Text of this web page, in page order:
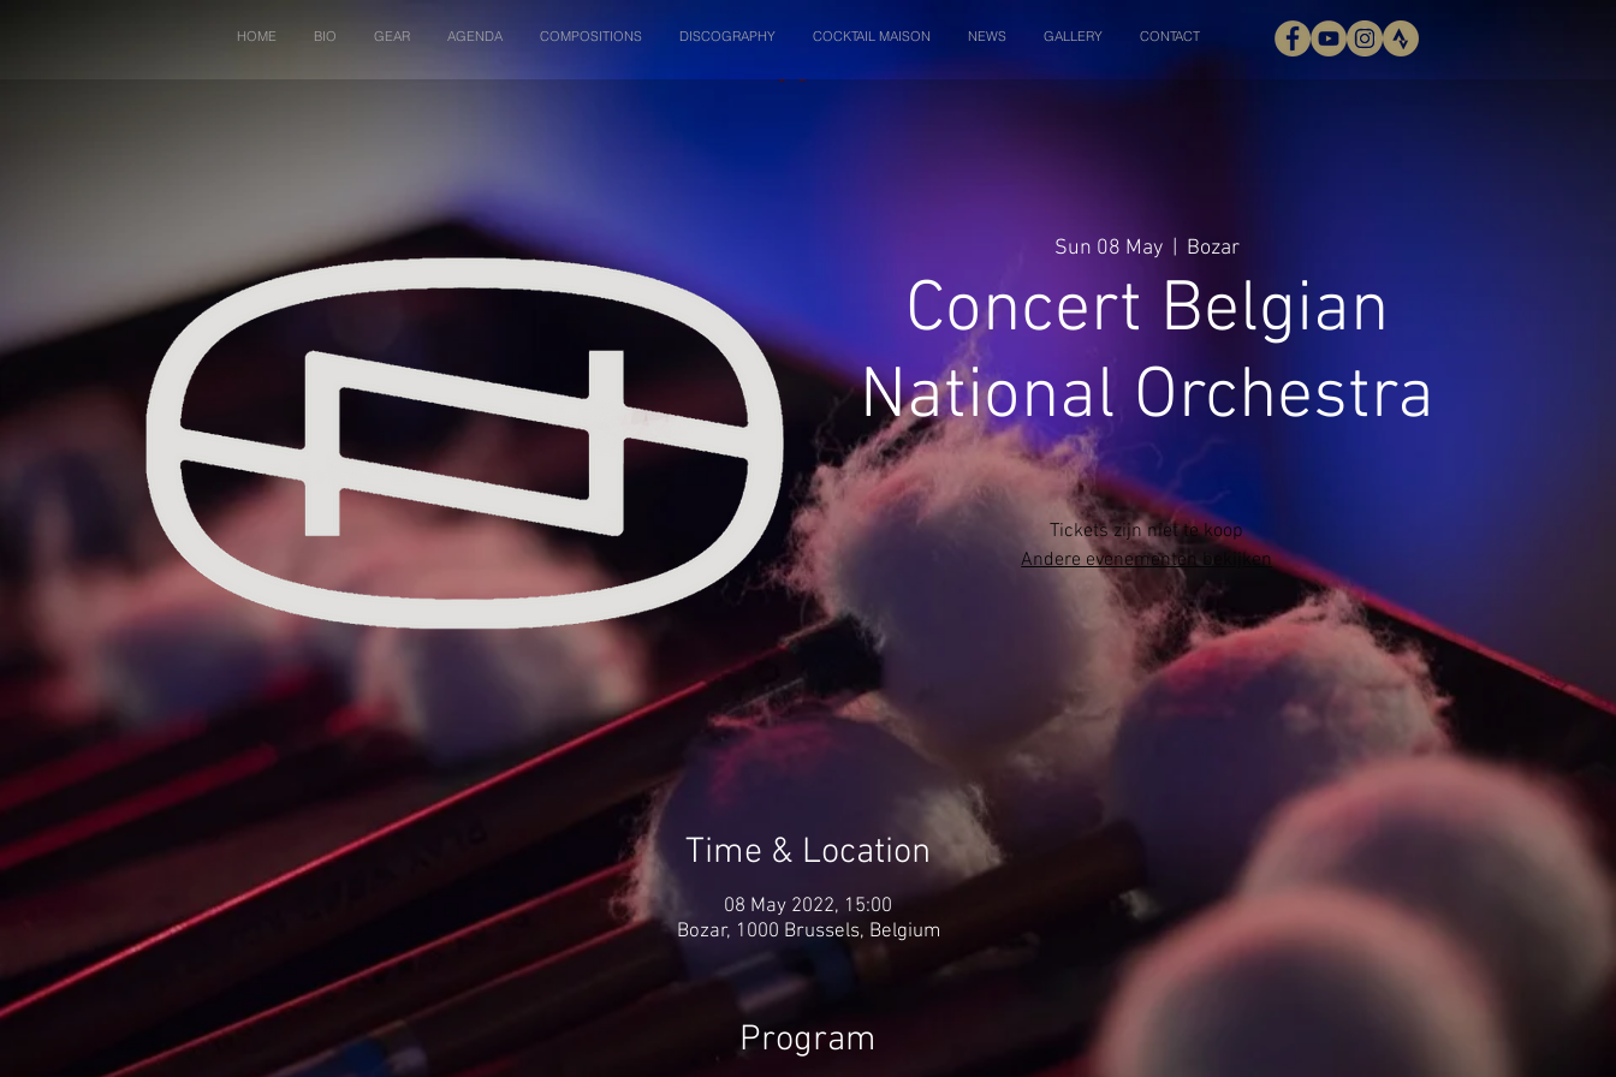
HOME BIO GEAR AGENDA COMPOSITIONS DISCOGRAPHY COCKTAIL MAISON NEWS GALLERY CONTACT
Sun 08 May
  |
Bozar
Concert Belgian
National Orchestra
Tickets zijn niet te koop
Andere evenementen bekijken
Time & Location
08 May 2022, 15:00
Bozar, 1000 Brussels, Belgium
Program